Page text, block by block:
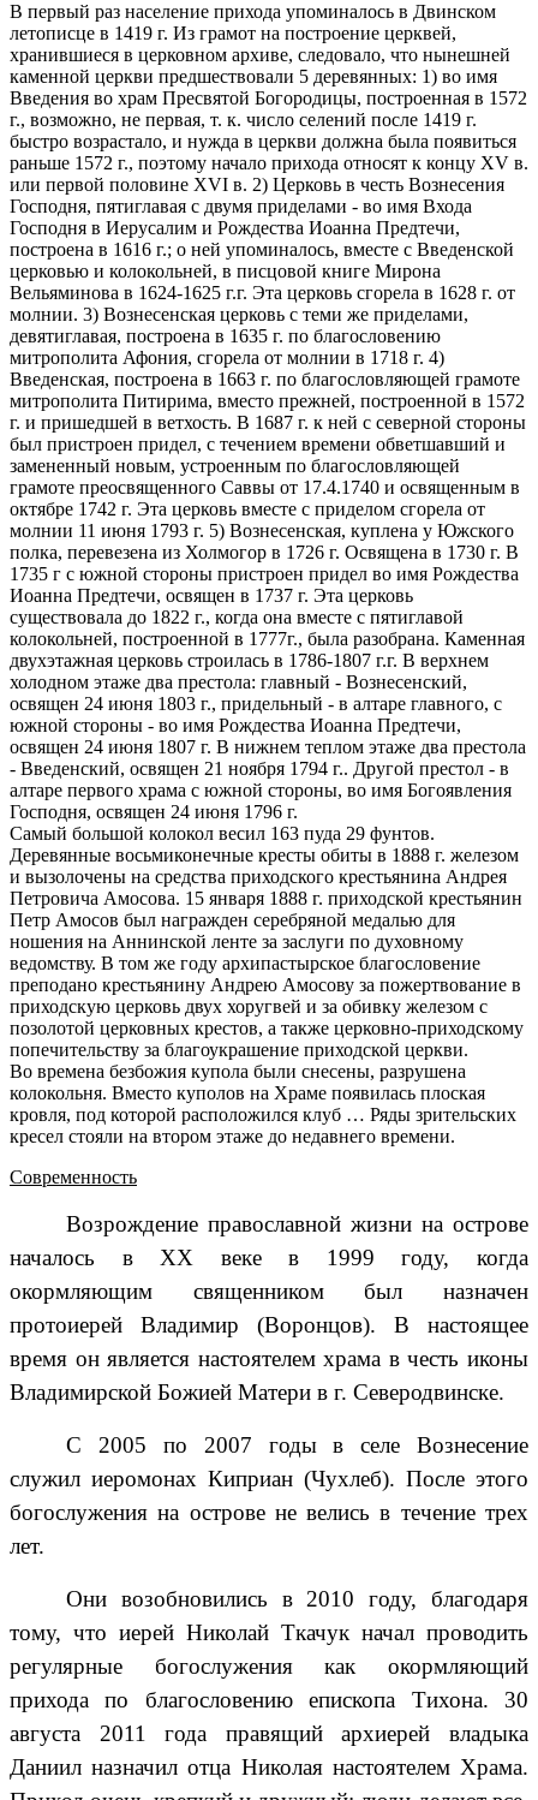
В первый раз население прихода упоминалось в Двинском
летописце в 1419 г. Из грамот на построение церквей,
хранившиеся в церковном архиве, следовало, что нынешней
каменной церкви предшествовали 5 деревянных: 1) во имя
Введения во храм Пресвятой Богородицы, построенная в 1572
г., возможно, не первая, т. к. число селений после 1419 г.
быстро возрастало, и нужда в церкви должна была появиться
раньше 1572 г., поэтому начало прихода относят к концу XV в.
или первой половине XVI в. 2) Церковь в честь Вознесения
Господня, пятиглавая с двумя приделами - во имя Входа
Господня в Иерусалим и Рождества Иоанна Предтечи,
построена в 1616 г.; о ней упоминалось, вместе с Введенской
церковью и колокольней, в писцовой книге Мирона
Вельяминова в 1624-1625 г.г. Эта церковь сгорела в 1628 г. от
молнии. 3) Вознесенская церковь с теми же приделами,
девятиглавая, построена в 1635 г. по благословению
митрополита Афония, сгорела от молнии в 1718 г. 4)
Введенская, построена в 1663 г. по благословляющей грамоте
митрополита Питирима, вместо прежней, построенной в 1572
г. и пришедшей в ветхость. В 1687 г. к ней с северной стороны
был пристроен придел, с течением времени обветшавший и
замененный новым, устроенным по благословляющей
грамоте преосвященного Саввы от 17.4.1740 и освященным в
октябре 1742 г. Эта церковь вместе с приделом сгорела от
молнии 11 июня 1793 г. 5) Вознесенская, куплена у Южского
полка, перевезена из Холмогор в 1726 г. Освящена в 1730 г. В
1735 г с южной стороны пристроен придел во имя Рождества
Иоанна Предтечи, освящен в 1737 г. Эта церковь
существовала до 1822 г., когда она вместе с пятиглавой
колокольней, построенной в 1777г., была разобрана. Каменная
двухэтажная церковь строилась в 1786-1807 г.г. В верхнем
холодном этаже два престола: главный - Вознесенский,
освящен 24 июня 1803 г., придельный - в алтаре главного, с
южной стороны - во имя Рождества Иоанна Предтечи,
освящен 24 июня 1807 г. В нижнем теплом этаже два престола
- Введенский, освящен 21 ноября 1794 г.. Другой престол - в
алтаре первого храма с южной стороны, во имя Богоявления
Господня, освящен 24 июня 1796 г.
Самый большой колокол весил 163 пуда 29 фунтов.
Деревянные восьмиконечные кресты обиты в 1888 г. железом
и вызолочены на средства приходского крестьянина Андрея
Петровича Амосова. 15 января 1888 г. приходской крестьянин
Петр Амосов был награжден серебряной медалью для
ношения на Аннинской ленте за заслуги по духовному
ведомству. В том же году архипастырское благословение
преподано крестьянину Андрею Амосову за пожертвование в
приходскую церковь двух хоругвей и за обивку железом с
позолотой церковных крестов, а также церковно-приходскому
попечительству за благоукрашение приходской церкви.
Во времена безбожия купола были снесены, разрушена
колокольня. Вместо куполов на Храме появилась плоская
кровля, под которой расположился клуб … Ряды зрительских
кресел стояли на втором этаже до недавнего времени.
Современность
Возрождение православной жизни на острове
началось в ХХ веке в 1999 году, когда
окормляющим священником был назначен
протоиерей Владимир (Воронцов). В настоящее
время он является настоятелем храма в честь иконы
Владимирской Божией Матери в г. Северодвинске.
С 2005 по 2007 годы в селе Вознесение
служил иеромонах Киприан (Чухлеб). После этого
богослужения на острове не велись в течение трех
лет.
Они возобновились в 2010 году, благодаря
тому, что иерей Николай Ткачук начал проводить
регулярные богослужения как окормляющий
прихода по благословению епископа Тихона. 30
августа 2011 года правящий архиерей владыка
Даниил назначил отца Николая настоятелем Храма.